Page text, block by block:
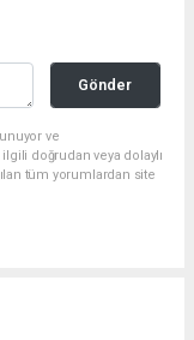
Gönder
ve
doğrudan veya dolaylı
tüm yorumlardan site